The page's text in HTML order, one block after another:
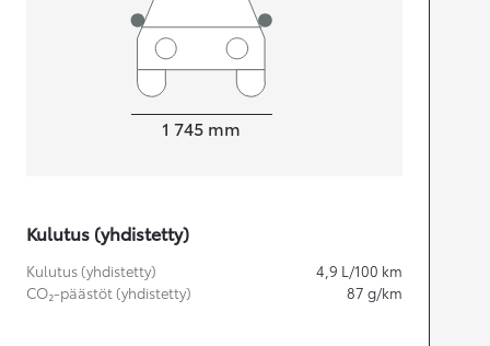
1 745 mm
Kulutus (yhdistetty)
Kulutus (yhdistetty) 4,9 L/100 km
CO₂-päästöt (yhdistetty)
87 g/km